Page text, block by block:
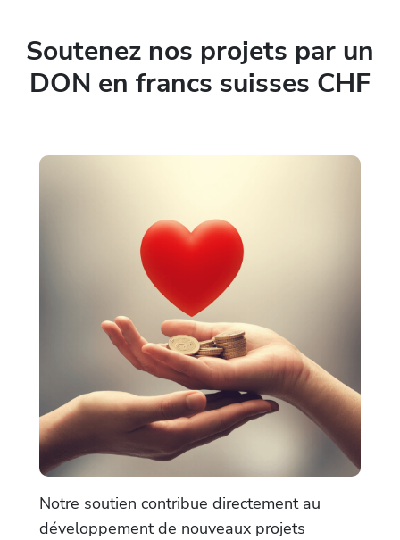
Soutenez nos projets par un
DON en francs suisses CHF
Notre soutien contribue directement au
développement de nouveaux projets